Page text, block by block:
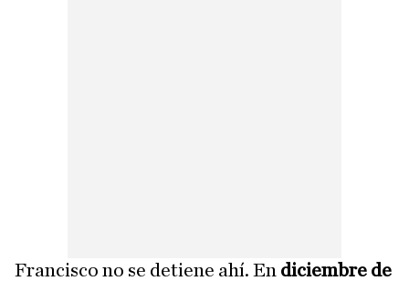
Francisco no se detiene ahí. En diciembre de